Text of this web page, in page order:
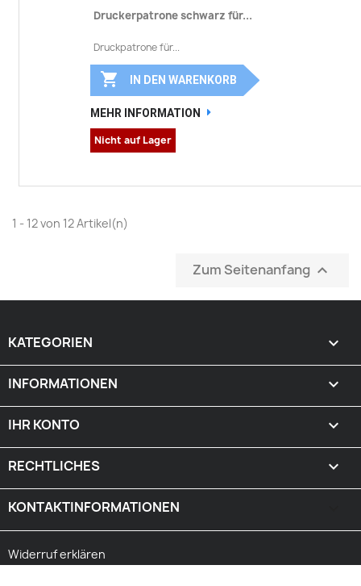
Druckerpatrone schwarz für...
Druckpatrone für...
 IN DEN WARENKORB
MEHR INFORMATION
Nicht auf Lager
1 - 12 von 12 Artikel(n)
Zum Seitenanfang 
KATEGORIEN 
INFORMATIONEN 
IHR KONTO 
RECHTLICHES 
KONTAKTINFORMATIONEN
Widerruf erklären